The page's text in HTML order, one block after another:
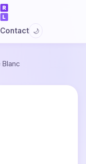
Contact 🌙
Blanc